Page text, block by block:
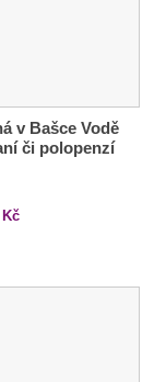
v Bašce Vodě
či polopenzí
Kč